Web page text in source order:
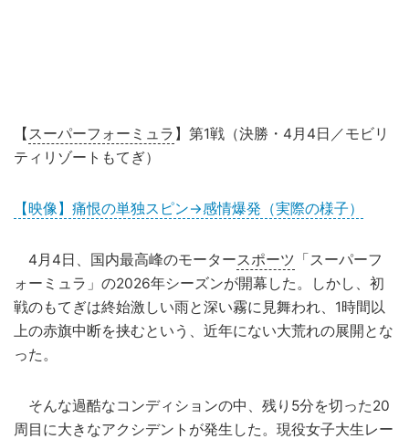
【スーパーフォーミュラ 】第1戦（決勝・4月4日／モビリ
ティリゾートもてぎ）
【映像】痛恨の単独スピン→感情爆発（実際の様子）
4月4日、国内最高峰のモータースポーツ 「スーパーフ
ォーミュラ」の2026年シーズンが開幕した。しかし、初
戦のもてぎは終始激しい雨と深い霧に見舞われ、1時間以
上の赤旗中断を挟むという、近年にない大荒れの展開とな
った。
そんな過酷なコンディションの中、残り5分を切った20
周目に大きなアクシデントが発生した。現役女子大生レー